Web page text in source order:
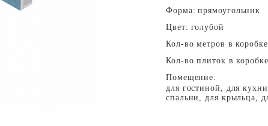
Форма: прямоугольник
Цвет: голубой
Кол-во метров в
Кол-во плиток в
Помещение:
для гостиной, для
спальни, для крыльца,